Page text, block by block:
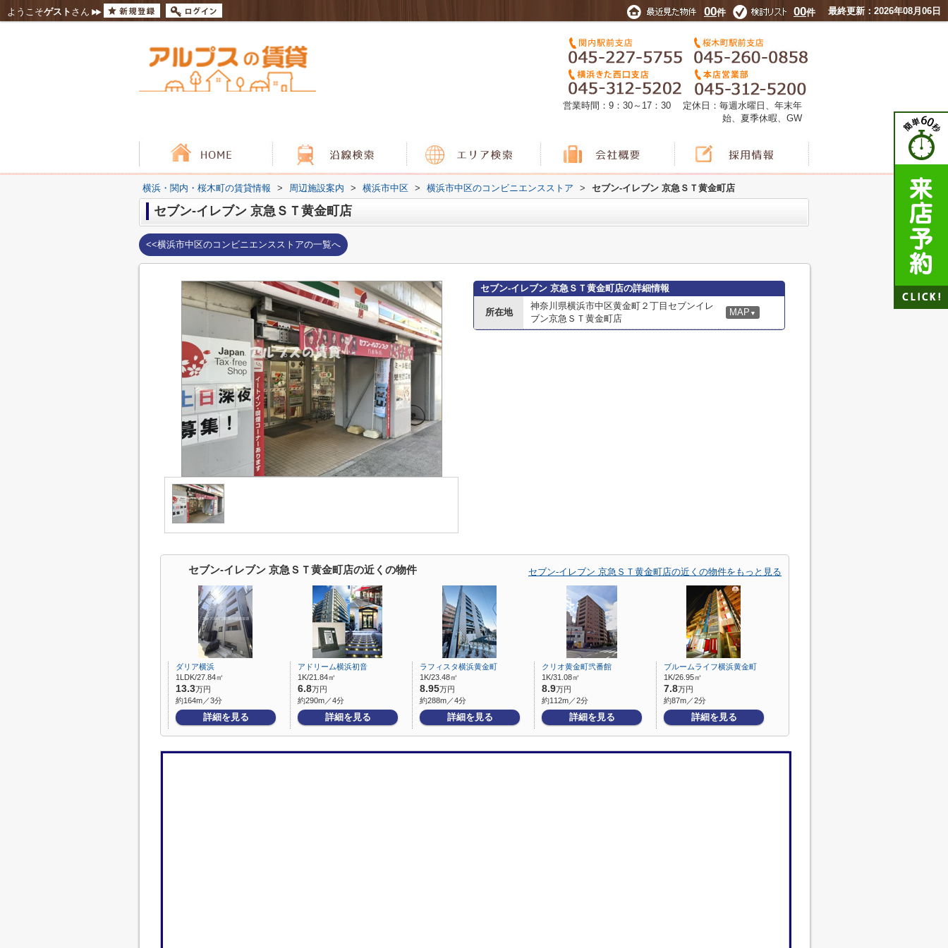
ようこそゲスト さん 00件 00件 最終更新：2026年08月06日
営業時間：9：30～17：30 定休日：毎週水曜日、年末年
始、夏季休暇、GW
横浜・関内・桜木町の賃貸情報 > 周辺施設案内 > 横浜市中区 > 横浜市中区のコンビニエンスストア > セブン‐イレブン 京急ＳＴ黄金町店
セブン‐イレブン 京急ＳＴ黄金町店
<<横浜市中区のコンビニエンスストアの一覧へ
セブン‐イレブン 京急ＳＴ黄金町店の詳細情報
所在地
神奈川県横浜市中区黄金町２丁目セブンイレ
ブン京急ＳＴ黄金町店
MAP ▼
セブン‐イレブン 京急ＳＴ黄金町店の近くの物件 セブン‐イレブン 京急ＳＴ黄金町店の近くの物件をもっと見る
ダリア横浜
1LDK/27.84㎡
13.3万円
約164m／3分
詳細を見る
アドリーム横浜初音
1K/21.84㎡
6.8万円
約290m／4分
詳細を見る
ラフィスタ横浜黄金町
1K/23.48㎡
8.95万円
約288m／4分
詳細を見る
クリオ黄金町弐番館
1K/31.08㎡
8.9万円
約112m／2分
詳細を見る
ブルームライフ横浜黄金町
1K/26.95㎡
7.8万円
約87m／2分
詳細を見る